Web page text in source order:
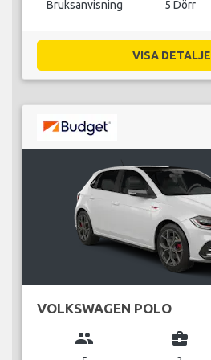
Bruksanvisning 5 Dörr
VISA
VOLKSWAGEN POLO
group business_center